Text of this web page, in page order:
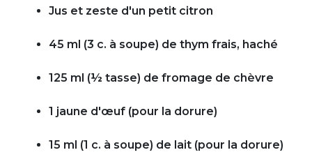
Jus et zeste d'un petit citron
45 ml (3 c. à soupe) de thym frais, haché
125 ml (½ tasse) de fromage de chèvre
1 jaune d'œuf (pour la dorure)
15 ml (1 c. à soupe) de lait (pour la dorure)